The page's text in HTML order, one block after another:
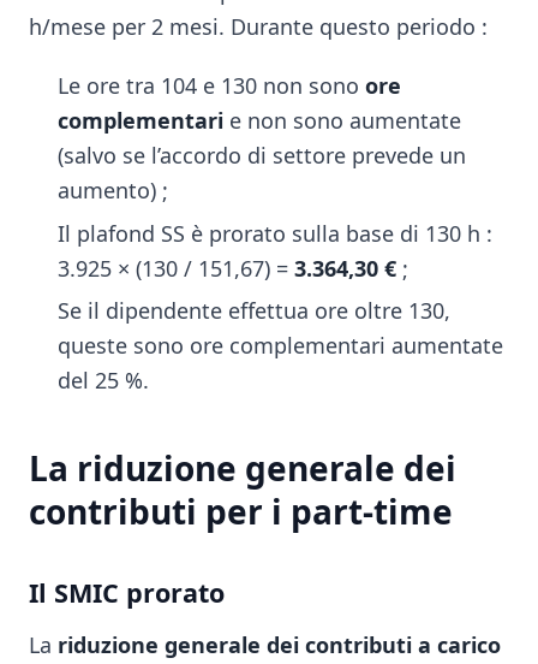
h/mese per 2 mesi. Durante questo periodo :
Le ore tra 104 e 130 non sono ore
complementari e non sono aumentate
(salvo se l’accordo di settore prevede un
aumento) ;
Il plafond SS è prorato sulla base di 130 h :
3.925 × (130 / 151,67) = 3.364,30 € ;
Se il dipendente effettua ore oltre 130,
queste sono ore complementari aumentate
del 25 %.
La riduzione generale dei
contributi per i part-time
Il SMIC prorato
La riduzione generale dei contributi a carico